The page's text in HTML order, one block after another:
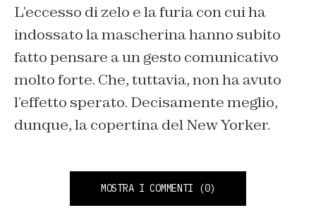
L’eccesso di zelo e la furia con cui ha
indossato la mascherina hanno subito
fatto pensare a un gesto comunicativo
molto forte. Che, tuttavia, non ha avuto
l’effetto sperato. Decisamente meglio,
dunque, la copertina del New Yorker.
MOSTRA I COMMENTI (0)